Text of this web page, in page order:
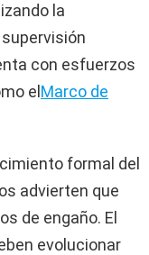
la
con esfuerzos
el Marco de
formal del
advierten que
de engaño. El
evolucionar